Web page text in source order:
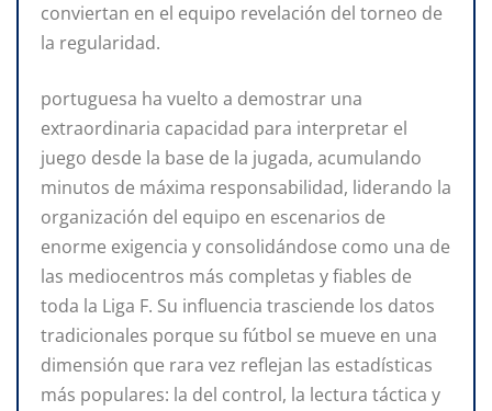
conviertan en el equipo revelación del torneo de
la regularidad.
portuguesa ha vuelto a demostrar una
extraordinaria capacidad para interpretar el
juego desde la base de la jugada, acumulando
minutos de máxima responsabilidad, liderando la
organización del equipo en escenarios de
enorme exigencia y consolidándose como una de
las mediocentros más completas y fiables de
toda la Liga F. Su influencia trasciende los datos
tradicionales porque su fútbol se mueve en una
dimensión que rara vez reflejan las estadísticas
más populares: la del control, la lectura táctica y